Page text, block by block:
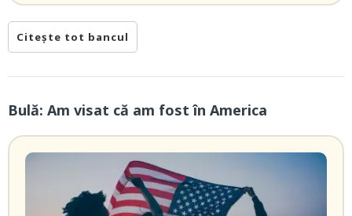
Citește tot bancul
Bulă: Am visat că am fost în America